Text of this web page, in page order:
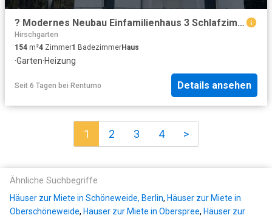
? Modernes Neubau Einfamilienhaus 3 Schlafzimmer Garten Fussbodenheizung Erstbezug ?
Hirschgarten
154 m²4 Zimmer1 BadezimmerHaus
·Garten·Heizung
Seit 6 Tagen bei Rentumo Details ansehen
1 2 3 4 >
Ähnliche Suchbegriffe
Häuser zur Miete in Schöneweide, Berlin, Häuser zur Miete in
Oberschöneweide, Häuser zur Miete in Oberspree, Häuser zur